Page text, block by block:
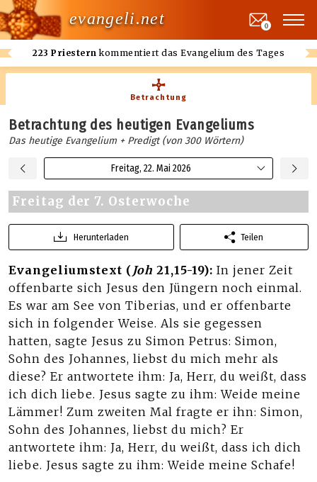
evangeli.net
223 Priestern kommentiert das Evangelium des Tages
0
Betrachtung
Betrachtung des heutigen Evangeliums
Das heutige Evangelium + Predigt (von 300 Wörtern)
Freitag, 22. Mai 2026
Freitag der 7. Osterwoche
Herunterladen Teilen
Evangeliumstext ( Joh 21,15-19): In jener Zeit
offenbarte sich Jesus den Jüngern noch einmal.
Es war am See von Tiberias, und er offenbarte
sich in folgender Weise. Als sie gegessen
hatten, sagte Jesus zu Simon Petrus: Simon,
Sohn des Johannes, liebst du mich mehr als
diese? Er antwortete ihm: Ja, Herr, du weißt, dass
ich dich liebe. Jesus sagte zu ihm: Weide meine
Lämmer! Zum zweiten Mal fragte er ihn: Simon,
Sohn des Johannes, liebst du mich? Er
antwortete ihm: Ja, Herr, du weißt, dass ich dich
liebe. Jesus sagte zu ihm: Weide meine Schafe!